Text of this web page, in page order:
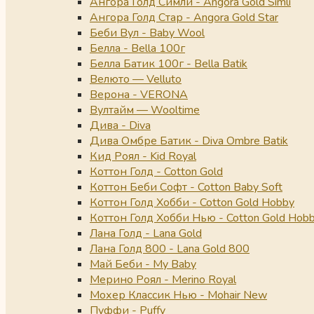
Ангора Голд Стар - Angora Gold Star
Беби Вул - Baby Wool
Белла - Bella 100г
Белла Батик 100г - Bella Batik
Велюто — Velluto
Верона - VERONA
Вултайм — Wooltime
Дива - Diva
Дива Омбре Батик - Diva Ombre Batik
Кид Роял - Kid Royal
Коттон Голд - Cotton Gold
Коттон Беби Софт - Cotton Baby Soft
Коттон Голд Хобби - Cotton Gold Hobby
Коттон Голд Хобби Нью - Cotton Gold
Лана Голд - Lana Gold
Лана Голд 800 - Lana Gold 800
Май Беби - My Baby
Мерино Роял - Merino Royal
Мохер Классик Нью - Mohair New
Пуффи - Puffy